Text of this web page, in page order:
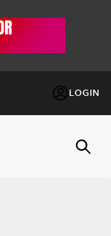
LOGIN
FACTOR